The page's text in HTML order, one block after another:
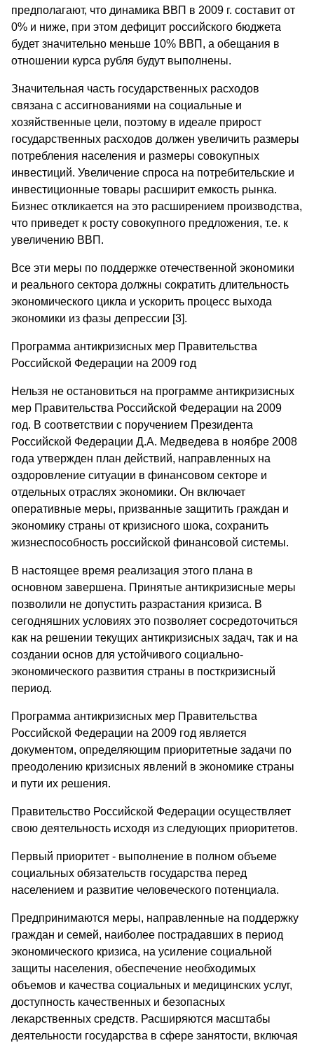
предполагают, что динамика ВВП в 2009 г. составит от
0% и ниже, при этом дефицит российского бюджета
будет значительно меньше 10% ВВП, а обещания в
отношении курса рубля будут выполнены.
Значительная часть государственных расходов
связана с ассигнованиями на социальные и
хозяйственные цели, поэтому в идеале прирост
государственных расходов должен увеличить размеры
потребления населения и размеры совокупных
инвестиций. Увеличение спроса на потребительские и
инвестиционные товары расширит емкость рынка.
Бизнес откликается на это расширением производства,
что приведет к росту совокупного предложения, т.е. к
увеличению ВВП.
Все эти меры по поддержке отечественной экономики
и реального сектора должны сократить длительность
экономического цикла и ускорить процесс выхода
экономики из фазы депрессии [3].
Программа антикризисных мер Правительства
Российской Федерации на 2009 год
Нельзя не остановиться на программе антикризисных
мер Правительства Российской Федерации на 2009
год. В соответствии с поручением Президента
Российской Федерации Д.А. Медведева в ноябре 2008
года утвержден план действий, направленных на
оздоровление ситуации в финансовом секторе и
отдельных отраслях экономики. Он включает
оперативные меры, призванные защитить граждан и
экономику страны от кризисного шока, сохранить
жизнеспособность российской финансовой системы.
В настоящее время реализация этого плана в
основном завершена. Принятые антикризисные меры
позволили не допустить разрастания кризиса. В
сегодняшних условиях это позволяет сосредоточиться
как на решении текущих антикризисных задач, так и на
создании основ для устойчивого социально-
экономического развития страны в посткризисный
период.
Программа антикризисных мер Правительства
Российской Федерации на 2009 год является
документом, определяющим приоритетные задачи по
преодолению кризисных явлений в экономике страны
и пути их решения.
Правительство Российской Федерации осуществляет
свою деятельность исходя из следующих приоритетов.
Первый приоритет - выполнение в полном объеме
социальных обязательств государства перед
населением и развитие человеческого потенциала.
Предпринимаются меры, направленные на поддержку
граждан и семей, наиболее пострадавших в период
экономического кризиса, на усиление социальной
защиты населения, обеспечение необходимых
объемов и качества социальных и медицинских услуг,
доступность качественных и безопасных
лекарственных средств. Расширяются масштабы
деятельности государства в сфере занятости, включая